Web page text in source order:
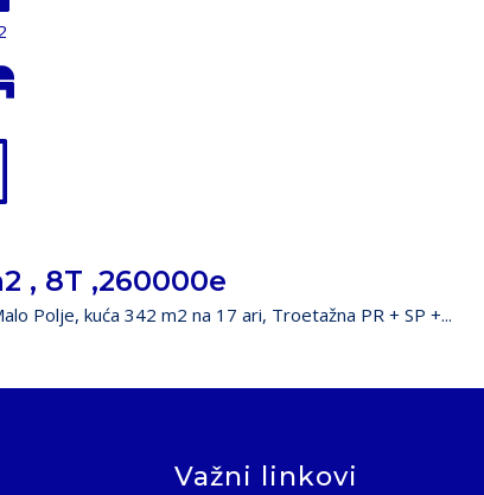
, 8T ,260000e
Polje, kuća 342 m2 na 17 ari, Troetažna PR + SP +...
Važni linkovi